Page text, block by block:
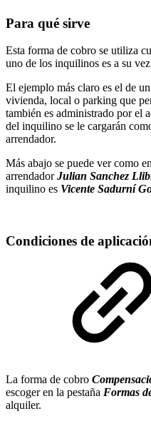
Para qué sirve
Esta forma de cobro se utiliza
uno de los inquilinos es a su
El ejemplo más claro es el de
vivienda, local o parking que
también es administrado por el
del inquilino se le cargarán
arrendador.
Más abajo se puede ver como
arrendadorJulian Sanchez
inquilino es Vicente Sadurní
Condiciones de
La forma de cobro
escoger en la pestaña Formas
alquiler.